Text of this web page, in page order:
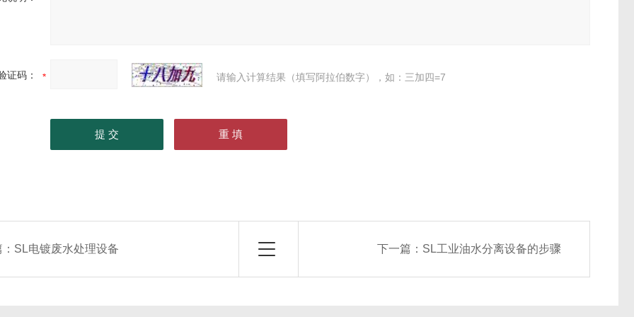
证码： 请输入计算结果（填写阿拉伯数字），如：三加四=7
SL电镀废水处理设备 下一篇： SL工业油水分离设备的步骤